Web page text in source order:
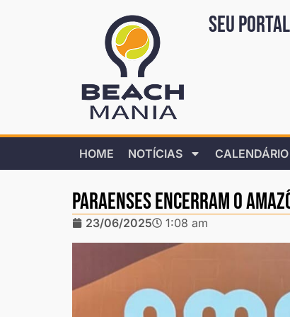
Seu
HOME NOTÍCIAS CALENDÁRIO
Paraenses encerram o
23/06/2025 1:08 am